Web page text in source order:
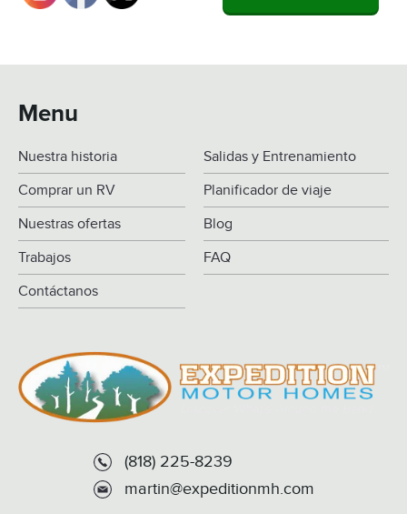
Menu
Nuestra historia Salidas y Entrenamiento
Comprar un RV Planificador de viaje
Nuestras ofertas Blog
Trabajos FAQ
Contáctanos
(818) 225-8239
martin@expeditionmh.com